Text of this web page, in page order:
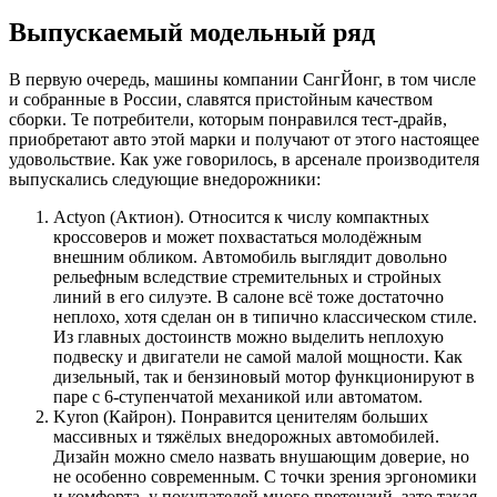
Выпускаемый модельный ряд
В первую очередь, машины компании СангЙонг, в том числе
и собранные в России, славятся пристойным качеством
сборки. Те потребители, которым понравился тест-драйв,
приобретают авто этой марки и получают от этого настоящее
удовольствие. Как уже говорилось, в арсенале производителя
выпускались следующие внедорожники:
Actyon (Актион). Относится к числу компактных
кроссоверов и может похвастаться молодёжным
внешним обликом. Автомобиль выглядит довольно
рельефным вследствие стремительных и стройных
линий в его силуэте. В салоне всё тоже достаточно
неплохо, хотя сделан он в типично классическом стиле.
Из главных достоинств можно выделить неплохую
подвеску и двигатели не самой малой мощности. Как
дизельный, так и бензиновый мотор функционируют в
паре с 6-ступенчатой механикой или автоматом.
Kyron (Кайрон). Понравится ценителям больших
массивных и тяжёлых внедорожных автомобилей.
Дизайн можно смело назвать внушающим доверие, но
не особенно современным. С точки зрения эргономики